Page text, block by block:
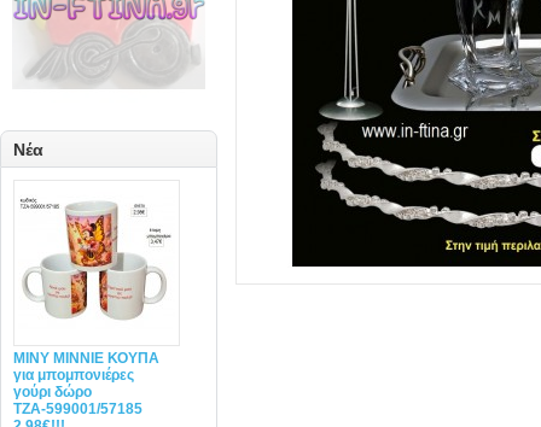
Νέα
MINY ΜΙΝΝΙΕ ΚΟΥΠΑ
για μπομπονιέρες
γούρι δώρο
ΤΖΑ-599001/57185